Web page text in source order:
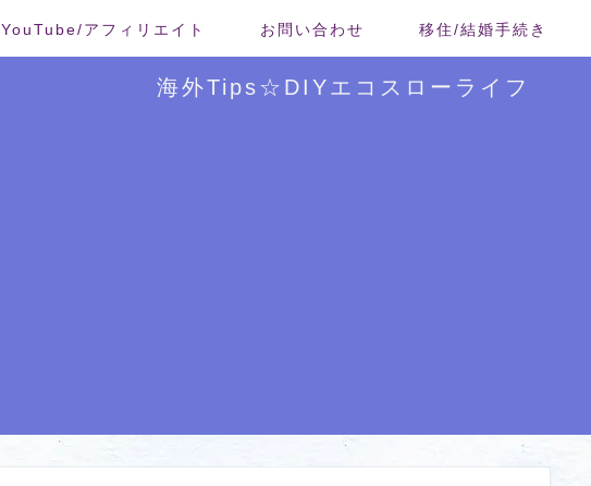
YouTube/アフィリエイト お問い合わせ 移住/結婚手続き
海外Tips☆DIYエコスローライフ